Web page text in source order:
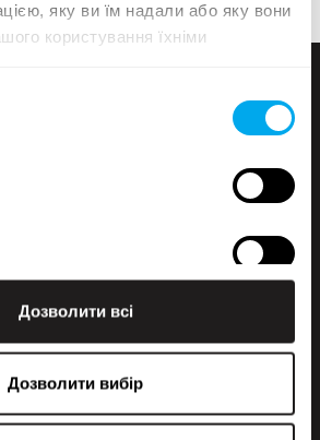
яку ви їм надали або яку вони
користування їхніми
Показати подробиці
Дозволити всі
Дозволити вибір
sales@maatori.fi
Maatori Oy